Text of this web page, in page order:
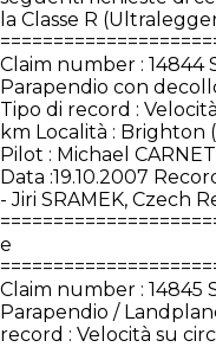
la Classe R
Claim number : 14844
Parapendio con
Tipo di record :
km Località : Brighton
Pilot : Michael
Data :19.10.2007
- Jiri SRAMEK, Czech
e
Claim number : 14845
Parapendio /
record : Velocità su